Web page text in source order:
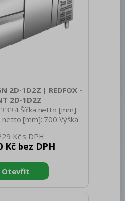
2D-1D2Z | REDFOX -
2D-1D2Z
Šířka netto [mm]:
netto [mm]: 700 Výška
[mm]: 1390 Hloubka
Výška brutto [mm]:
zařízení Příkon
0.208 Napájení: 230 V /
třída: B Chladivo:
Kč
Kč bez DPH